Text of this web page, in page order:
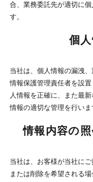
合、業務委託先が適切に
す。
個
当社は、個人情報の漏洩
情報保護管理責任者を設
人情報を正確に、また最
情報の適切な管理を行いま
情報内容の
当社は、お客様が当社に
または削除を希望される